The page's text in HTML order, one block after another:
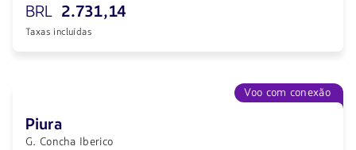
BRL 2.731,14
Taxas incluídas
Voo com conexão
Piura
G. Concha Iberico